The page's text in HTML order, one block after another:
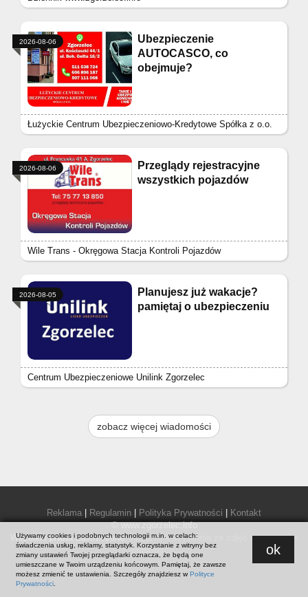
ok
Używamy cookies i podobnych technologii m.in. w celach:
świadczenia usług, reklamy, statystyk. Korzystanie z witryny bez
zmiany ustawień Twojej przeglądarki oznacza, że będą one
umieszczane w Twoim urządzeniu końcowym. Pamiętaj, że zawsze
możesz zmienić te ustawienia. Szczegóły znajdziesz w Polityce
Prywatności
Ubezpieczenie
AUTOCASCO, co
obejmuje?
Łużyckie Centrum Ubezpieczeniowo-Kredytowe Spółka z o.o.
2026-08-06
Przeglądy rejestracyjne
wszystkich pojazdów
Wile Trans - Okręgowa Stacja Kontroli Pojazdów
2026-08-06
Planujesz już wakacje?
pamiętaj o ubezpieczeniu
Centrum Ubezpieczeniowe Unilink Zgorzelec
2026-08-05
zobacz więcej wiadomości
Reklama Regulamin Polityka Prywatności
Kontakt
© www.zgorzelec.info
Wszelkie prawa zastrzeżone.Warunki korzystania ze zdjęć i materiałów
prasowych .